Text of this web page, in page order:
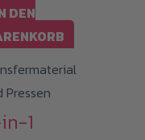
DEN
Pressen
1